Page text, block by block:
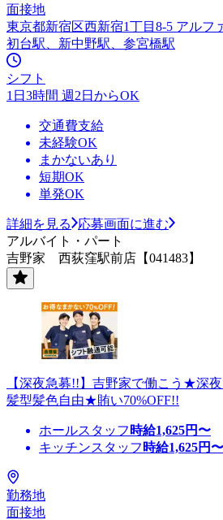
面接地
東京都新宿区西新宿1丁目8-5 アルフ
初台駅、新中野駅、参宮橋駅
シフト
1日3時間 週2日からOK
交通費支給
未経験OK
まかないあり
短期OK
単発OK
詳細を見る
応募画面に進む
アルバイト・パート
吉野家 西荻窪駅前店【041483】
【深夜急募!!】吉野家で働こう★深
髪型髪色自由★賄い70%OFF!!
ホールスタッフ 時給1,625円〜
キッチンスタッフ 時給1,625円〜
勤務地
面接地